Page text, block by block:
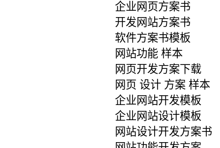
企业网页方案书
开发网站方案书
软件方案书模板
网站功能 样本
网页开发方案下载
网页 设计 方案 样本
企业网站开发模板
企业网站设计模板
网站设计开发方案书